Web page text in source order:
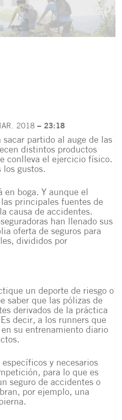
2018– 23:18
sacar partido al auge de las
distintos productos
conlleva el ejercicio físico.
los gustos.
en boga. Y aunque el
principales fuentes de
causa de accidentes.
han llenado sus
oferta de seguros para
divididos por
un deporte de riesgo o
saber que las pólizas de
derivados de la práctica
decir, a los runners que
su entrenamiento diario
específicos y necesarios
para lo que es
seguro de accidentes o
por ejemplo, una